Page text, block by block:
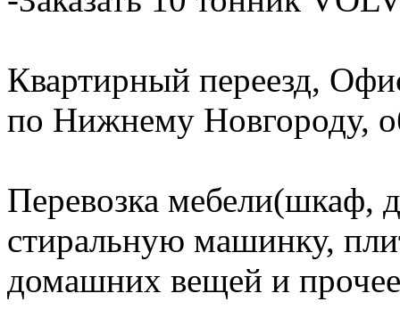
Квартирный переезд,
по Нижнему Новгороду,
Перевозка мебели(шкаф,
стиральную машинку,
домашних вещей и